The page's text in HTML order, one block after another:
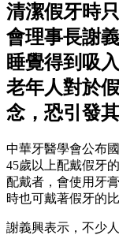
清潔假牙時
會理事長謝
睡覺得到吸
老年人對於
念，恐引發其
中華牙醫學會公布
45歲以上配戴假牙
配戴者，會使用牙
時也可戴著假牙的
謝義興表示，不少